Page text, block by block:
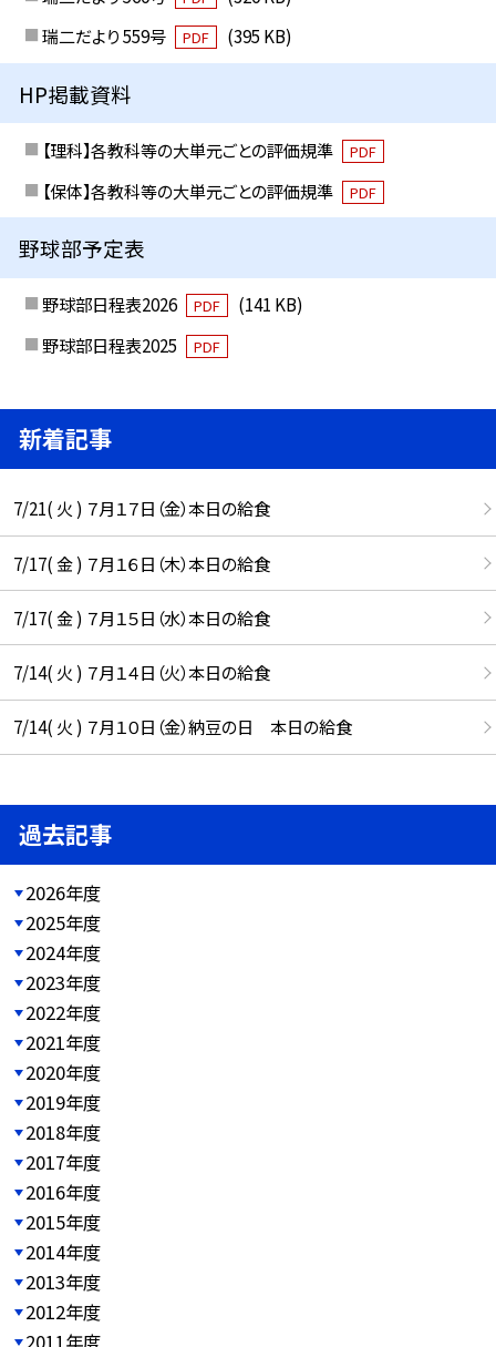
瑞二だより 559号
PDF (395 KB)
HP掲載資料
【理科】各教科等の大単元ごとの評価規準 PDF
【保体】各教科等の大単元ごとの評価規準 PDF
野球部予定表
野球部日程表2026 PDF
(141 KB)
野球部日程表2025
PDF
新着記事
7/21( 火 ) ７月１７日（金）本日の給食
7/17( 金 ) ７月１６日（木）本日の給食
7/17( 金 ) ７月１５日（水）本日の給食
7/14( 火 ) ７月１４日（火）本日の給食
7/14( 火 ) ７月１０日（金）納豆の日 本日の給食
過去記事
2026年度
2025年度
2024年度
2023年度
2022年度
2021年度
2020年度
2019年度
2018年度
2017年度
2016年度
2015年度
2014年度
2013年度
2012年度
2011年度